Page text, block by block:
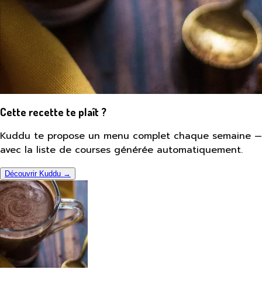
Cette recette te plaît ?
Kuddu te propose un menu complet chaque semaine —
avec la liste de courses générée automatiquement.
Découvrir Kuddu →